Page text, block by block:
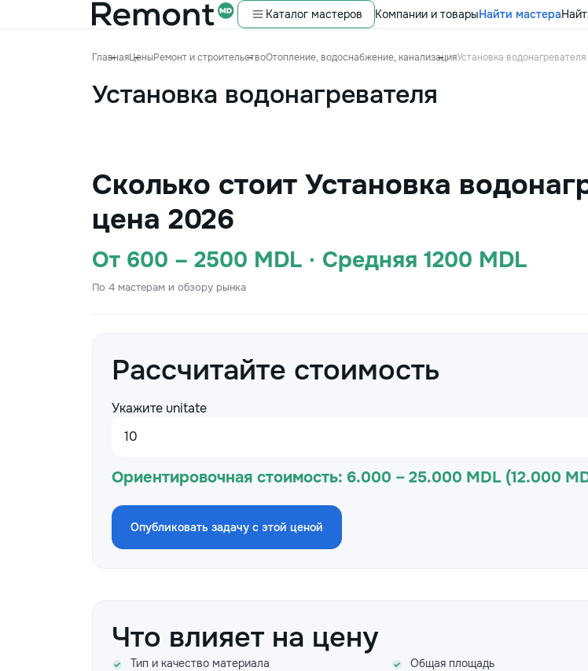
Каталог мастеров Компании и товарыНайти мастера
ГлавнаяЦеныРемонт и строительствоОтопление, водоснабжение, канализацияУстановка водонагревателя
Установка водонагревателя
Сколько стоит Установка
цена 2026
От 600 – 2500 MDL · Средняя 1200 MDL
По 4 мастерам и обзору рынка
Рассчитайте стоимость
Укажите unitate
Ориентировочная стоимость: 6.000 – 25.000 MDL (12.000
Опубликовать задачу с этой ценой
Что влияет на цену
Тип и качество материала Общая площадь